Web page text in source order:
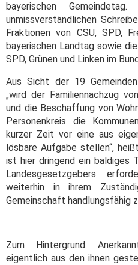
bayerischen
unmissverständlichen
Fraktionen von CSU, SPD,
bayerischen Landtag sowie
SPD, Grünen und Linken im
Aus Sicht der 19
„wird der Familiennachzug
und die Beschaffung von
Personenkreis die
kurzer Zeit vor eine aus
lösbare Aufgabe stellen“,
ist hier dringend ein baldiges
Landesgesetzgebers
weiterhin in ihrem
Gemeinschaft handlungsfähig
Zum Hintergrund:
eigentlich aus den ihnen